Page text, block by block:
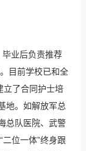
业后负责推荐
目前学校已和全
立了合同护士培
地。如解放军总
总队医院、武警
位一体”终身跟